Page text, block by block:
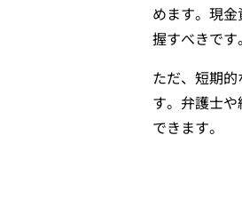
めます。現
握すべきです
ただ、短期
す。弁護士
できます。